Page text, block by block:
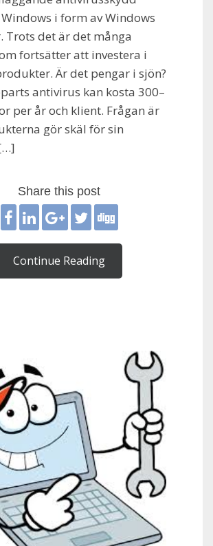
i form av Windows
Trots det är det många
fortsätter att investera i
Är det pengar i sjön?
antivirus kan kosta 300–
per år och klient. Frågan är
gör skäl för sin
Share this post
Continue Reading